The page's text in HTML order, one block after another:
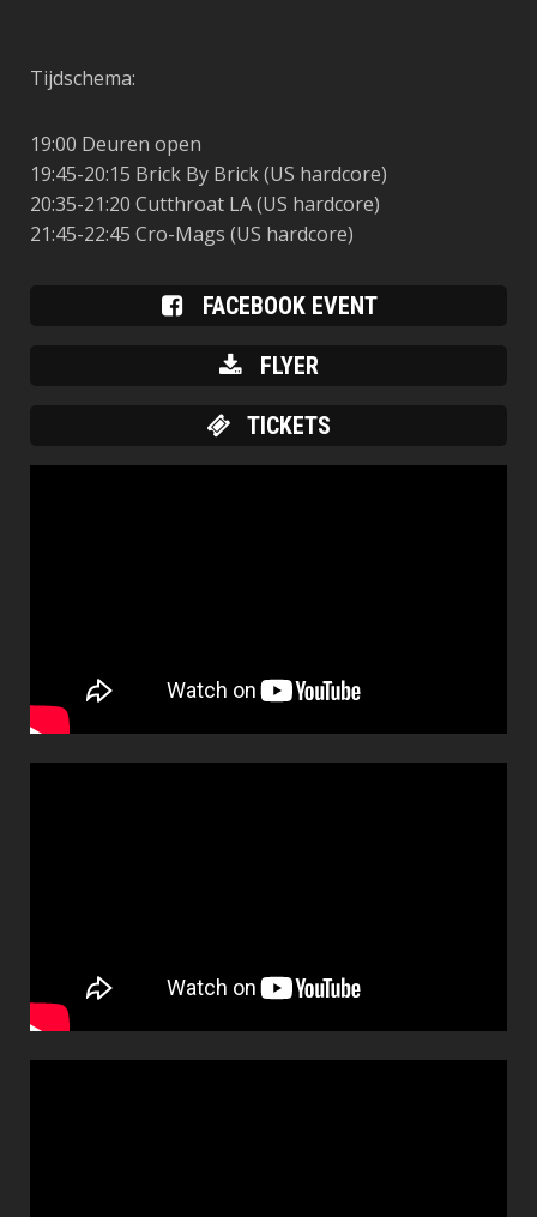
Tijdschema:
19:00 Deuren open
19:45-20:15 Brick By Brick (US hardcore)
20:35-21:20 Cutthroat LA (US hardcore)
21:45-22:45 Cro-Mags (US hardcore)
FACEBOOK EVENT
FLYER
TICKETS